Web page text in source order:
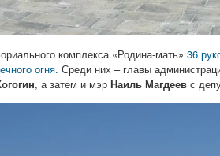
комплекса «Родина-мать» 36
огня. Среди них – главы
, а затем и мэр Наиль Магдеев с